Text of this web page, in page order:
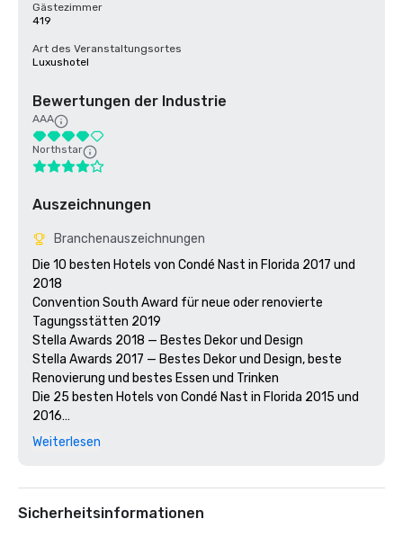
Gästezimmer
419
Art des Veranstaltungsortes
Luxushotel
Bewertungen der Industrie
AAA
Northstar
Auszeichnungen
Branchenauszeichnungen
Die 10 besten Hotels von Condé Nast in Florida 2017 und
2018
Convention South Award für neue oder renovierte
Tagungsstätten 2019
Stella Awards 2018 — Bestes Dekor und Design
Stella Awards 2017 — Bestes Dekor und Design, beste
Renovierung und bestes Essen und Trinken
Die 25 besten Hotels von Condé Nast in Florida 2015 und
2016
Zertifikat für Exzellenz von Trip Advisor
BESTER POOL — Broward & Palm Beach County, New
Times Readers
Weiterlesen
Sicherheitsinformationen